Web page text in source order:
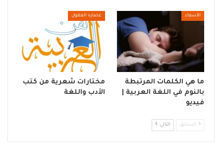
الأسماء
ما هي الكلمات المرتبطة
بالنوم في اللغة العربية |
فيديو
عصارة العقول
مختارات شعرية من كتب
الأدب واللغة
السابق التالي